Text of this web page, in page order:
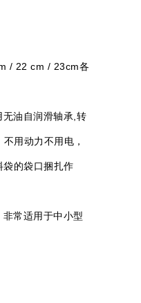
/ 22 cm / 23cm各
油自润滑轴承,转
用动力不用电，
的袋口捆扎作
常适用于中小型